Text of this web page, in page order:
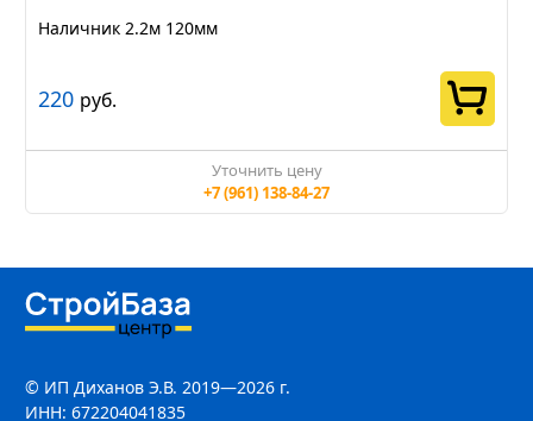
Наличник 2.2м 120мм
220 руб.
Уточнить цену
+7 (961) 138-84-27
© ИП Диханов Э.В. 2019—2026 г.
ИНН: 672204041835